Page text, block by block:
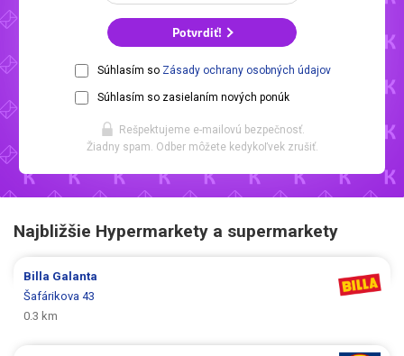
Potvrdiť!
Súhlasím so Zásady ochrany osobných údajov
Súhlasím so zasielaním nových ponúk
Rešpektujeme e-mailovú bezpečnosť.
Žiadny spam. Odber môžete kedykoľvek zrušiť.
Najbližšie Hypermarkety a supermarkety
Billa Galanta
Šafárikova 43
0.3 km